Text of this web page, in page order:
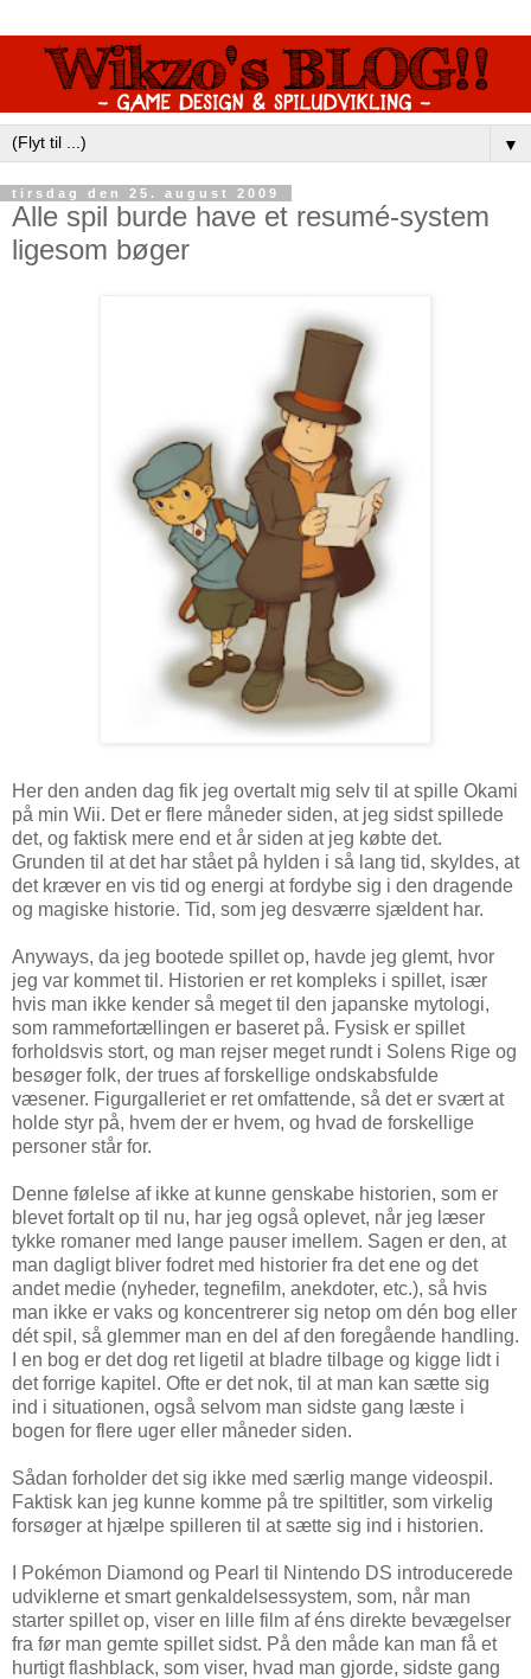
▼
tirsdag den 25. august 2009
Alle spil burde have et resumé-system
ligesom bøger
Her den anden dag fik jeg overtalt mig selv til at spille Okami
på min Wii. Det er flere måneder siden, at jeg sidst spillede
det, og faktisk mere end et år siden at jeg købte det.
Grunden til at det har stået på hylden i så lang tid, skyldes, at
det kræver en vis tid og energi at fordybe sig i den dragende
og magiske historie. Tid, som jeg desværre sjældent har.
Anyways, da jeg bootede spillet op, havde jeg glemt, hvor
jeg var kommet til. Historien er ret kompleks i spillet, især
hvis man ikke kender så meget til den japanske mytologi,
som rammefortællingen er baseret på. Fysisk er spillet
forholdsvis stort, og man rejser meget rundt i Solens Rige og
besøger folk, der trues af forskellige ondskabsfulde
væsener. Figurgalleriet er ret omfattende, så det er svært at
holde styr på, hvem der er hvem, og hvad de forskellige
personer står for.
Denne følelse af ikke at kunne genskabe historien, som er
blevet fortalt op til nu, har jeg også oplevet, når jeg læser
tykke romaner med lange pauser imellem. Sagen er den, at
man dagligt bliver fodret med historier fra det ene og det
andet medie (nyheder, tegnefilm, anekdoter, etc.), så hvis
man ikke er vaks og koncentrerer sig netop om dén bog eller
dét spil, så glemmer man en del af den foregående handling.
I en bog er det dog ret ligetil at bladre tilbage og kigge lidt i
det forrige kapitel. Ofte er det nok, til at man kan sætte sig
ind i situationen, også selvom man sidste gang læste i
bogen for flere uger eller måneder siden.
Sådan forholder det sig ikke med særlig mange videospil.
Faktisk kan jeg kunne komme på tre spiltitler, som virkelig
forsøger at hjælpe spilleren til at sætte sig ind i historien.
I Pokémon Diamond og Pearl til Nintendo DS introducerede
udviklerne et smart genkaldelsessystem, som, når man
starter spillet op, viser en lille film af éns direkte bevægelser
fra før man gemte spillet sidst. På den måde kan man få et
hurtigt flashblack, som viser, hvad man gjorde, sidste gang